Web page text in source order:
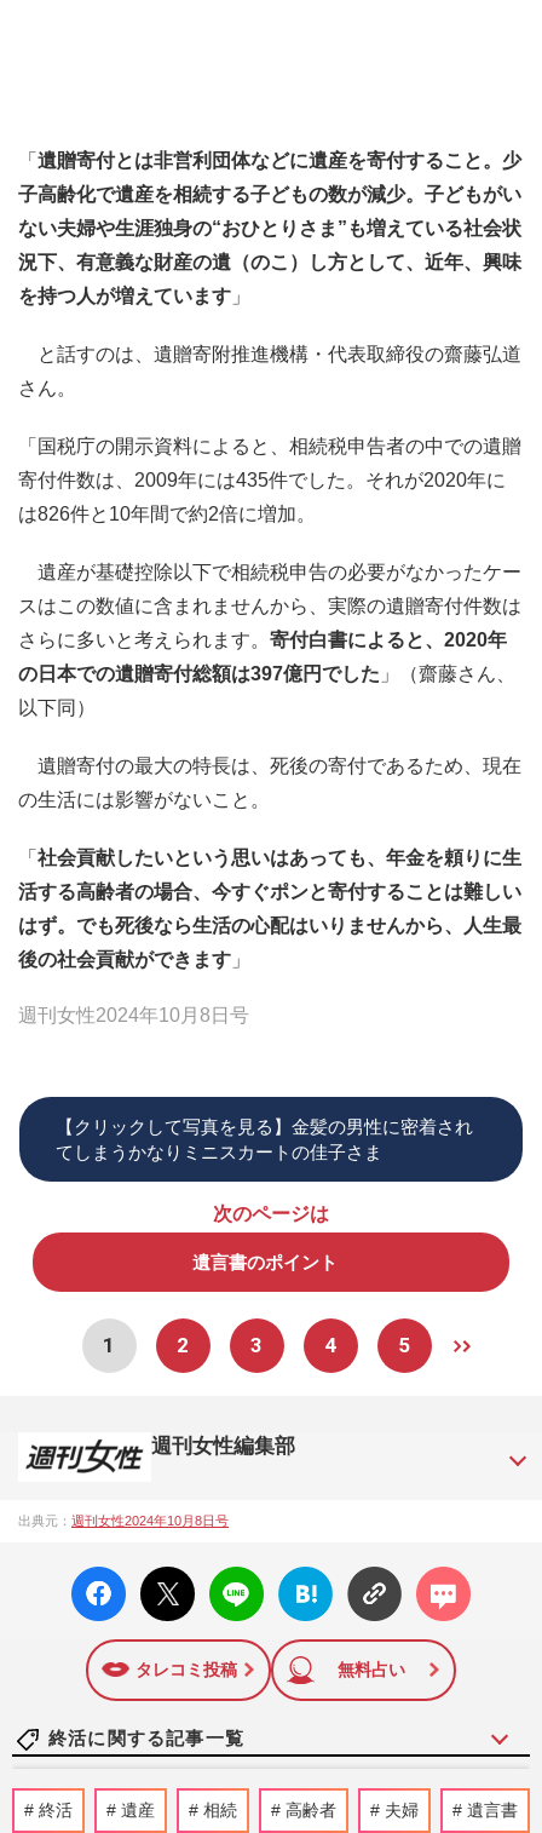
「 遺贈寄付とは非営利団体などに遺産を寄付すること。少
子高齢化で遺産を相続する子どもの数が減少。子どもがい
ない夫婦や生涯独身の“おひとりさま”も増えている社会状
況下、有意義な財産の遺（のこ）し方として、近年、興味
を持つ人が増えています 」
と話すのは、遺贈寄附推進機構・代表取締役の齋藤弘道
さん。
「国税庁の開示資料によると、相続税申告者の中での遺贈
寄付件数は、2009年には435件でした。それが2020年に
は826件と10年間で約2倍に増加。
遺産が基礎控除以下で相続税申告の必要がなかったケー
スはこの数値に含まれませんから、実際の遺贈寄付件数は
さらに多いと考えられます。 寄付白書によると、2020年
の日本での遺贈寄付総額は397億円でした 」（齋藤さん、
以下同）
遺贈寄付の最大の特長は、死後の寄付であるため、現在
の生活には影響がないこと。
「 社会貢献したいという思いはあっても、年金を頼りに生
活する高齢者の場合、今すぐポンと寄付することは難しい
はず。でも死後なら生活の心配はいりませんから、人生最
後の社会貢献ができます 」
週刊女性2024年10月8日号
【クリックして写真を見る】金髪の男性に密着され
てしまうかなりミニスカートの佳子さま
次のページは
遺言書のポイント
1 2 3 4 5
週刊女性編集部
シップや事件、皇室の話題、感動ドキュメント、美容・健
12日号で「眞子さま嫁ぎ先の“義母”が抱える400万円超の“借金
トラブル”」報道をスクープ。この一報から約2か月後、宮内庁
は結婚延期を発表。同記事は2018年の「編集者が選ぶ雑誌ジ
ャーナリズム賞」大賞を受賞した。毎週火曜日発売。
出典元： 週刊女性2024年10月8日号
facebo
ok い
X ポス
ト
LINE
はてな
ブック
に追加
コメン
ト
タレコミ投稿 無料占い
終活に関する記事一覧
さだまさし、74歳になるも「終活はしませ
ん」…現役アーティストであり続けるため
終活 遺産 相続 高齢者 夫婦 遺言書